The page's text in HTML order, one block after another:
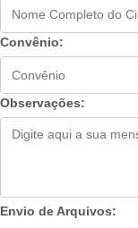
Convênio:
Observações:
Envio de Arquivos: